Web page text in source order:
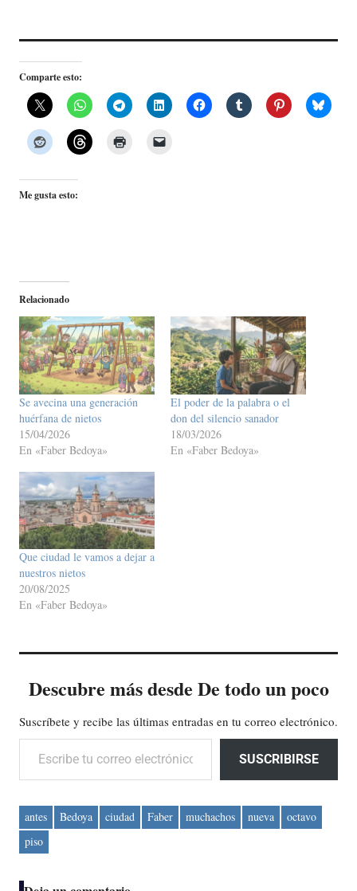
Comparte esto:
Me gusta esto:
Relacionado
Se avecina una generación
huérfana de nietos
15/04/2026
En «Faber Bedoya»
El poder de la palabra o el
don del silencio sanador
18/03/2026
En «Faber Bedoya»
Que ciudad le vamos a dejar a
nuestros nietos
20/08/2025
En «Faber Bedoya»
Descubre más desde De todo un poco
Suscríbete y recibe las últimas entradas en tu correo electrónico.
Escribe tu correo electrónico…
SUSCRIBIRSE
antes Bedoya ciudad Faber muchachos nueva
octavo
piso